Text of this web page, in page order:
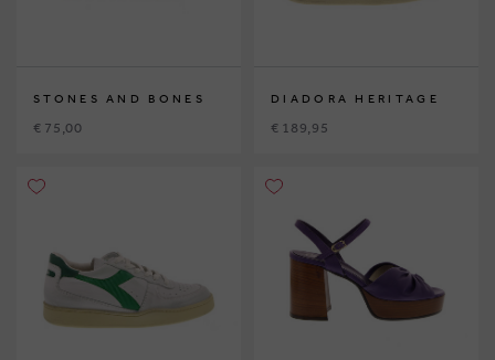
STONES AND BONES
€ 75,00
DIADORA HERITAGE
€ 189,95